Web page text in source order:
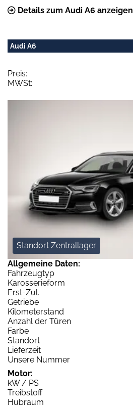
Details zum Audi A6 anzeigen
Audi A6
Preis:
MWSt:
Standort Zentrallager
Allgemeine Daten:
Fahrzeugtyp
Karosserieform
Erst-Zul.
Getriebe
Kilometerstand
Anzahl der Türen
Farbe
Standort
Lieferzeit
Unsere Nummer
Motor:
kW / PS
Treibstoff
Hubraum